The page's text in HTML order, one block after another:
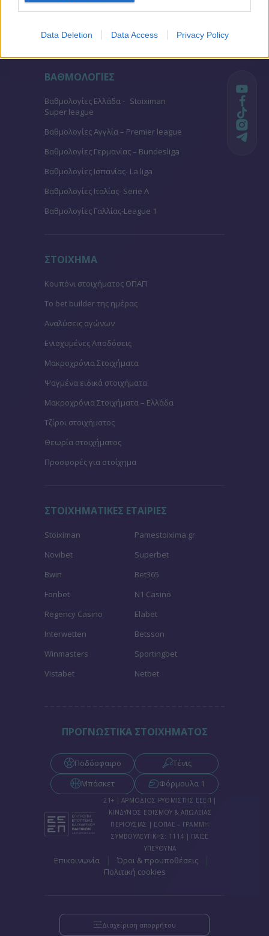
Data Deletion Data Access Privacy Policy
Προσφορές*
ΒΑΘΜΟΛΟΓΙΕΣ
Βαθμολογίες Ελλάδα - Stoiximan
Super league
Βαθμολογίες Aγγλία – Premier league
Βαθμολογίες Γερμανίας – Bundesliga
Βαθμολογίες Ισπανίας- La liga
Βαθμολογίες Ιταλίας- Serie A
Βαθμολογίες Γαλλίας-League 1
ΣΤΟΙΧΗΜΑ
Κουπόνι στοιχήματος ΟΠΑΠ
To bet builder της ημέρας
Αναλύσεις αγώνων
Ενισχυμένες Αποδόσεις
Μακροχρόνια Στοιχήματα
Ψαγμένα ειδικά στοιχήματα
Μακροχρόνια Στοιχήματα – Ελλάδα
Τζίροι στοιχήματος
Θεωρία στοιχήματος
Προσφορές για στοίχημα
ΣΤΟΙΧΗΜΑΤΙΚΕΣ ΕΤΑΙΡΙΕΣ
Stoiximan
Pamestoixima.gr
Novibet
Superbet
Bwin
Bet365
Fonbet
N1 Casino
Regency Casino
Elabet
Interwetten
Betsson
Winmasters
Sportingbet
Vistabet
Netbet
ΠΡΟΓΝΩΣΤΙΚΑ ΣΤΟΙΧΗΜΑΤΟΣ
Ποδόσφαιρο
Τένις
Μπάσκετ
Φόρμουλα 1
21+ | ΑΡΜΟΔΙΟΣ ΡΥΘΜΙΣΤΗΣ ΕΕΕΠ |
ΚΙΝΔΥΝΟΣ ΕΘΙΣΜΟΥ & ΑΠΩΛΕΙΑΣ
ΠΕΡΙΟΥΣΙΑΣ | ΕΟΠΑΕ – ΓΡΑΜΜΗ
ΣΥΜΒΟΥΛΕΥΤΙΚΗΣ: 1114 | ΠΑΙΞΕ
ΥΠΕΥΘΥΝΑ
Επικοινωνία Όροι & προυποθέσεις
Πολιτική cookies
Διαχείριση απορρήτου